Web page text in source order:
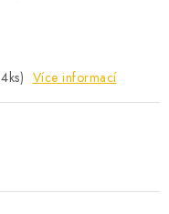
Více informací